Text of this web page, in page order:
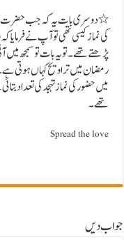
٭دوسری بات یہ کہ جب حضرت
کی نماز کیسی تھی تو آپ نے
پڑھتے تھے ۔ تو یہ بات تو سمجھ
رمضان میں تراویح کہاں ہوتی
میں حضور کی نماز تہجد کی تعداد
تھے۔
Spread the love
جواب دیں